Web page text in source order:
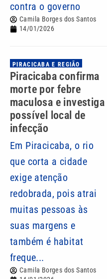
contra o governo
Camila Borges dos Santos
14/01/2026
PIRACICABA E REGIÃO
Piracicaba confirma
morte por febre
maculosa e investiga
possível local de
infecção
Em Piracicaba, o rio
que corta a cidade
exige atenção
redobrada, pois atrai
muitas pessoas às
suas margens e
também é habitat
freque...
Camila Borges dos Santos